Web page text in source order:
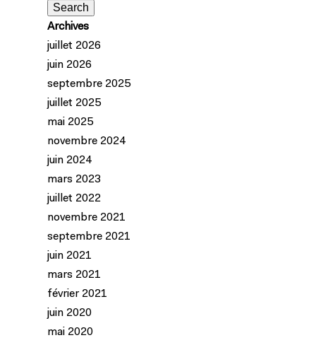
Archives
juillet 2026
juin 2026
septembre 2025
juillet 2025
mai 2025
novembre 2024
juin 2024
mars 2023
juillet 2022
novembre 2021
septembre 2021
juin 2021
mars 2021
février 2021
juin 2020
mai 2020